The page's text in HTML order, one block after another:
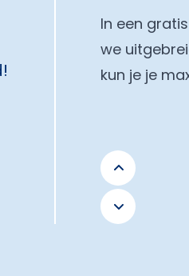
In een
we
kun je je